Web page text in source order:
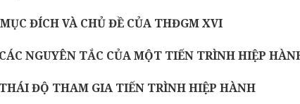
ĐÍCH VÀ CHỦ ĐỀ CỦA THĐGM XVI
NGUYÊN TẮC CỦA MỘT TIẾN TRÌNH HIỆP
ĐỘ THAM GIA TIẾN TRÌNH HIỆP HÀNH